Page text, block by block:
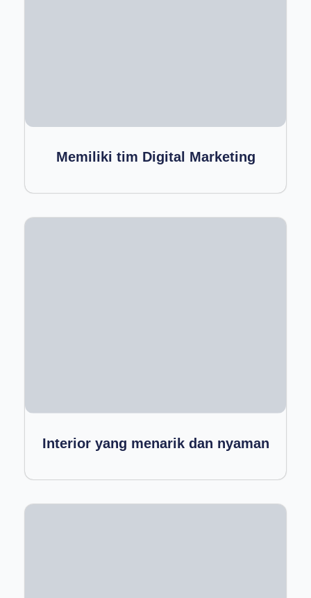
Memiliki tim Digital Marketing
Interior yang menarik dan nyaman